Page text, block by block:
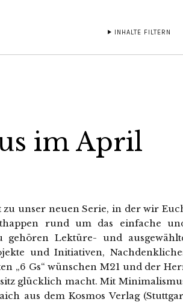
INHALTE FILTERN
im April
unser neuen Serie, in der wir
rund um das einfache
gehören Lektüre- und
und Initiativen,
„6 Gs“ wünschen M21 und der
glücklich macht. Mit
aus dem Kosmos Verlag